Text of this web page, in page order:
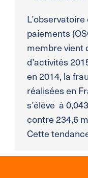
paiements
membre vient
d’activités
en 2014, la
réalisées en
s’élève à
contre 234,6
Cette